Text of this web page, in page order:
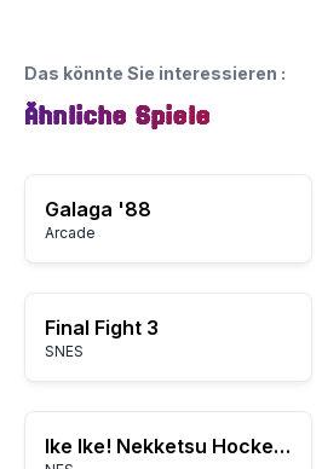
Das könnte Sie interessieren :
Ähnliche Spiele
Galaga '88
Arcade
Final Fight 3
SNES
Ike Ike! Nekketsu Hockey-bu: Subette Koronde Dairantou